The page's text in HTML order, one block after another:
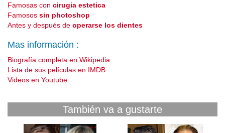
Famosas con cirugia estetica
Famosos sin photoshop
Antes y después de operarse los dientes
Mas información :
Biografía completa en Wikipedia
Lista de sus películas en IMDB
Videos en Youtube
También va a gustarte